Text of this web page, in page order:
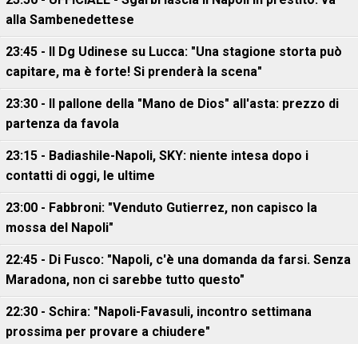
alla Sambenedettese
23:45 - Il Dg Udinese su Lucca: "Una stagione storta può
capitare, ma è forte! Si prenderà la scena"
23:30 - Il pallone della "Mano de Dios" all'asta: prezzo di
partenza da favola
23:15 - Badiashile-Napoli, SKY: niente intesa dopo i
contatti di oggi, le ultime
23:00 - Fabbroni: "Venduto Gutierrez, non capisco la
mossa del Napoli"
22:45 - Di Fusco: "Napoli, c'è una domanda da farsi. Senza
Maradona, non ci sarebbe tutto questo"
22:30 - Schira: "Napoli-Favasuli, incontro settimana
prossima per provare a chiudere"